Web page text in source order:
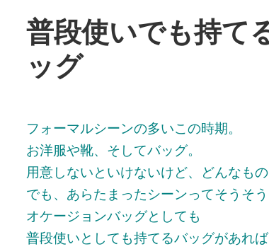
普段使いでも持て
ッグ
フォーマルシーンの多いこの時期。
お洋服や靴、そしてバッグ。
用意しないといけないけど、どんなも
でも、あらたまったシーンってそうそう
オケージョンバッグとしても
普段使いとしても持てるバッグがあれ